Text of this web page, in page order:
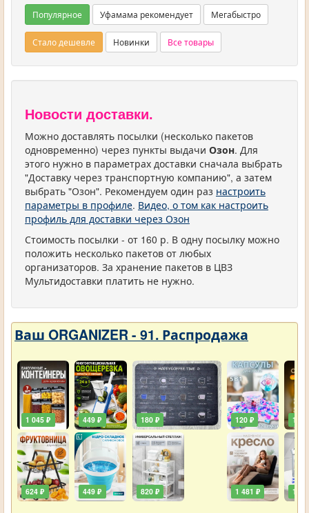
Популярное Уфамама рекомендует Мегабыстро
Стало дешевле Новинки Все товары
Новости доставки.
Можно доставлять посылки (несколько пакетов
одновременно) через пункты выдачи Озон. Для
этого нужно в параметрах доставки сначала выбрать
"Доставку через транспортную компанию", а затем
выбрать "Озон". Рекомендуем один раз настроить
параметры в профиле. Видео, о том как настроить
профиль для доставки через Озон
Стоимость посылки - от 160 р. В одну посылку можно
положить несколько пакетов от любых
организаторов. За хранение пакетов в ЦВЗ
Мультидоставки платить не нужно.
Ваш ORGANIZER - 91. Распродажа
1 045 ₽
624 ₽
449 ₽
449 ₽
180 ₽
820 ₽
120 ₽
1 481 ₽
129
111